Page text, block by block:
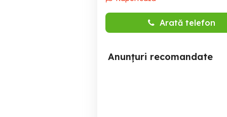
Arată telefon
Anunțuri recomandate